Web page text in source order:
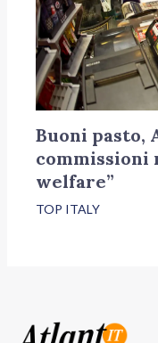
Buoni pasto,
commissioni
welfare”
TOP ITALY